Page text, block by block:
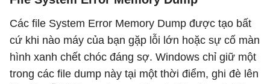
Các file System Error Memory Dump được tạo bất
cứ khi nào máy của bạn gặp lỗi lớn hoặc sự cố màn
hình xanh chết chóc đáng sợ. Windows chỉ giữ một
trong các file dump này tại một thời điểm, ghi đè lên